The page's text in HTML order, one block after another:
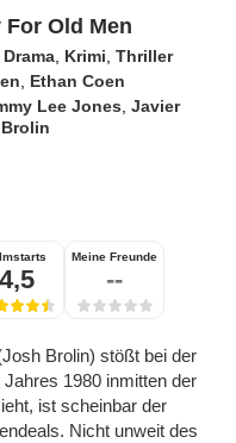
Old Men
Drama Krimi ,Thriller
Ethan Coen
Lee Jones ,Javier
4,5
Meine Freunde
--
Brolin) stößt bei der
1980 inmitten der
ist scheinbar der
Nicht unweit des